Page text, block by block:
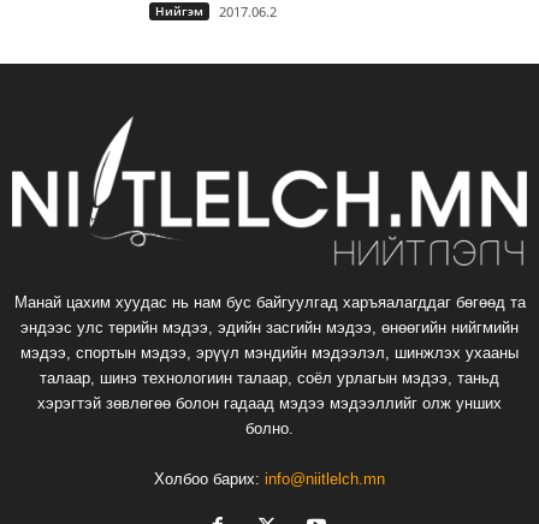
Нийгэм 2017.06.2
Манай цахим хуудас нь нам бус байгуулгад харъяалагддаг бөгөөд та
эндээс улс төрийн мэдээ, эдийн засгийн мэдээ, өнөөгийн нийгмийн
мэдээ, спортын мэдээ, эрүүл мэндийн мэдээлэл, шинжлэх ухааны
талаар, шинэ технологиин талаар, соёл урлагын мэдээ, таньд
хэрэгтэй зөвлөгөө болон гадаад мэдээ мэдээллийг олж унших
болно.
Холбоо барих: info@niitlelch.mn